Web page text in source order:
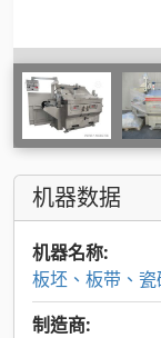
机器数据
机器名称:
板坯、板带、
制造商: